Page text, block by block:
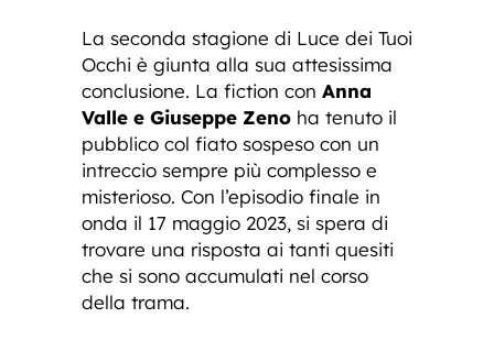
La seconda stagione di Luce dei Tuoi
Occhi è giunta alla sua attesissima
conclusione. La fiction con Anna
Valle e Giuseppe Zeno ha tenuto il
pubblico col fiato sospeso con un
intreccio sempre più complesso e
misterioso. Con l’episodio finale in
onda il 17 maggio 2023, si spera di
trovare una risposta ai tanti quesiti
che si sono accumulati nel corso
della trama.